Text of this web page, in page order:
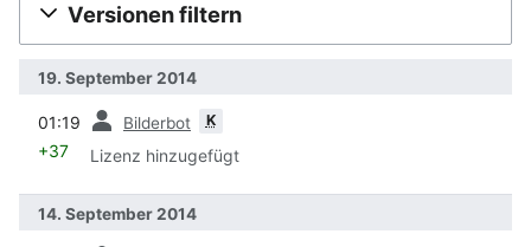
Versionen filtern
19. September 2014
01:19 Bilderbot K
+37 Lizenz hinzugefügt
14. September 2014